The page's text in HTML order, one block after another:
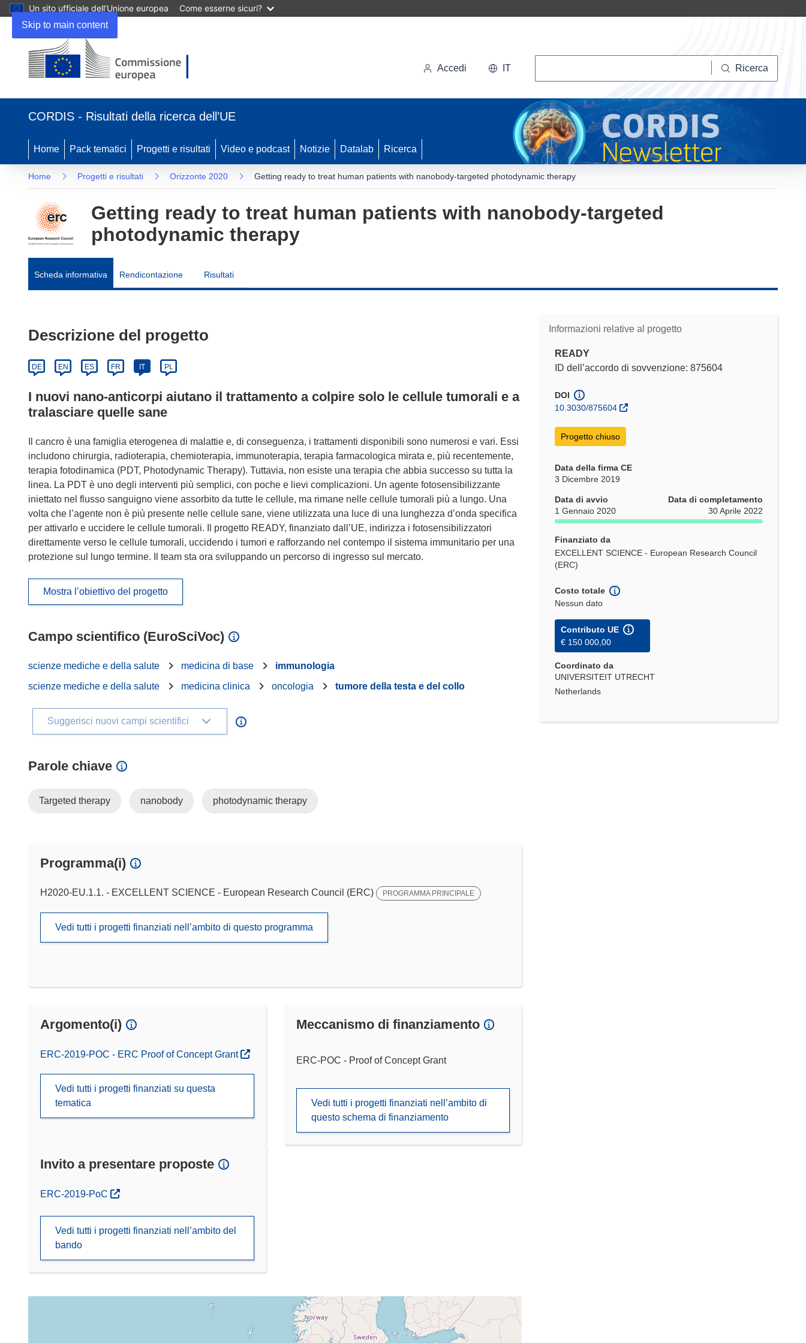
Skip to main content
Un sito ufficiale dell’Unione europea Come esserne sicuri?
Accedi IT Ricerca
CORDIS - Risultati della ricerca dell’UE
Home Pack tematici Progetti e risultati Video e podcast Notizie Datalab Ricerca
Home Progetti e risultati Orizzonte 2020 Getting ready to treat human patients with nanobody-targeted photodynamic therapy
Getting ready to treat human patients with nanobody-targeted
photodynamic therapy
Scheda informativa Rendicontazione Risultati
Informazioni relative al progetto
READY
ID dell’accordo di sovvenzione: 875604
DOI
10.3030/875604
Progetto chiuso
Data della firma CE
3 Dicembre 2019
Data di avvio
1 Gennaio 2020
Data di completamento
30 Aprile 2022
Finanziato da
EXCELLENT SCIENCE - European Research Council
(ERC)
Costo totale
Nessun dato
Contributo UE
€ 150 000,00
Coordinato da
UNIVERSITEIT UTRECHT
Netherlands
Descrizione del progetto
DE EN ES FR IT PL
I nuovi nano-anticorpi aiutano il trattamento a colpire solo le cellule tumorali e a
tralasciare quelle sane
Il cancro è una famiglia eterogenea di malattie e, di conseguenza, i trattamenti disponibili sono numerosi e vari. Essi
includono chirurgia, radioterapia, chemioterapia, immunoterapia, terapia farmacologica mirata e, più recentemente,
terapia fotodinamica (PDT, Photodynamic Therapy). Tuttavia, non esiste una terapia che abbia successo su tutta la
linea. La PDT è uno degli interventi più semplici, con poche e lievi complicazioni. Un agente fotosensibilizzante
iniettato nel flusso sanguigno viene assorbito da tutte le cellule, ma rimane nelle cellule tumorali più a lungo. Una
volta che l’agente non è più presente nelle cellule sane, viene utilizzata una luce di una lunghezza d’onda specifica
per attivarlo e uccidere le cellule tumorali. Il progetto READY, finanziato dall’UE, indirizza i fotosensibilizzatori
direttamente verso le cellule tumorali, uccidendo i tumori e rafforzando nel contempo il sistema immunitario per una
protezione sul lungo termine. Il team sta ora sviluppando un percorso di ingresso sul mercato.
Mostra l’obiettivo del progetto
Campo scientifico (EuroSciVoc)
scienze mediche e della salute medicina di base
immunologia
scienze mediche e della salute
medicina clinica oncologia tumore della testa e del collo
Suggerisci nuovi campi scientifici
Parole chiave
Targeted therapy nanobody photodynamic therapy
Programma(i)
H2020-EU.1.1. - EXCELLENT SCIENCE - European Research Council (ERC) PROGRAMMA PRINCIPALE
Vedi tutti i progetti finanziati nell’ambito di questo programma
Argomento(i)
ERC-2019-POC - ERC Proof of Concept Grant
Vedi tutti i progetti finanziati su questa
tematica
Meccanismo di finanziamento
ERC-POC - Proof of Concept Grant
Vedi tutti i progetti finanziati nell’ambito di
questo schema di finanziamento
Invito a presentare proposte
(si apre in una nuova finestra)
ERC-2019-PoC
Vedi tutti i progetti finanziati nell’ambito del
bando